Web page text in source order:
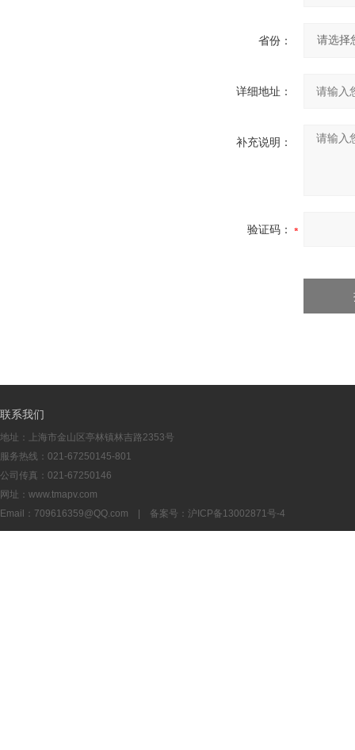
省份：
详细地址：
补充说明：
验证码：
联系我们
地址：上海市金山区亭林镇林吉路2353号
服务热线：021-67250145-801
公司传真：021-67250146
网址：www.tmapv.com
Email： 709616359@QQ.com | 备案号： 沪ICP备13002871号-4